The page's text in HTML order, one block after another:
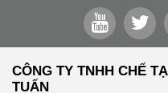
CÔNG TY TNHH CHẾ
TUẤN